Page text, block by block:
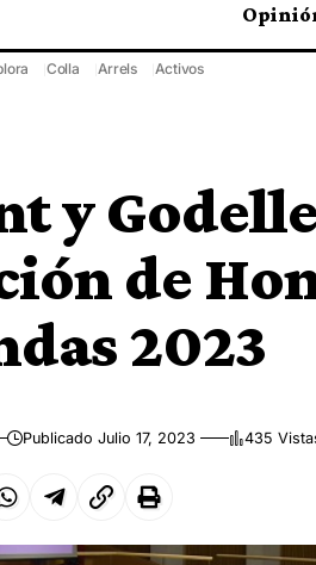
Colla Arrels Activos
y
de
2023
Publicado Julio 17, 2023 435